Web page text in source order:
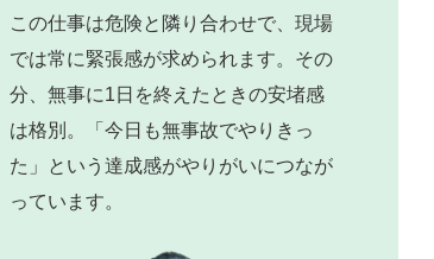
この仕事は危険と隣り合わせで、現場
では常に緊張感が求められます。その
分、無事に1日を終えたときの安堵感
は格別。「今日も無事故でやりきっ
た」という達成感がやりがいにつなが
っています。